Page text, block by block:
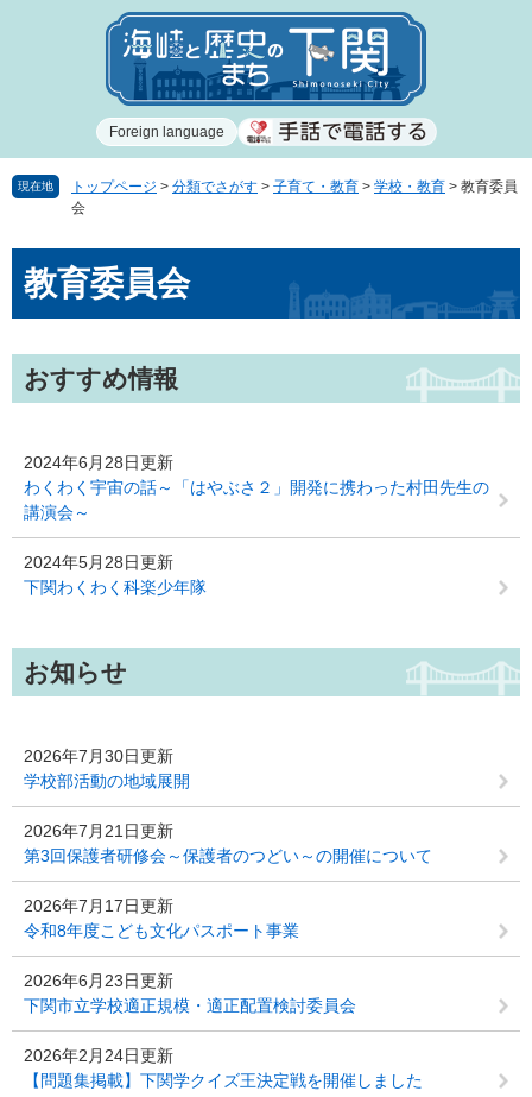
で
ば
Foreign language
現在地 トップページ > 分類でさがす > 子育て・教育 > 学校・教育 > 教育委員
会
文教育委員会
おすすめ情報
2024年6月28日更新
わくわく宇宙の話～「はやぶさ２」開発に携わった村田先生の
講演会～
2024年5月28日更新
下関わくわく科楽少年隊
お知らせ
2026年7月30日更新
学校部活動の地域展開
2026年7月21日更新
第3回保護者研修会～保護者のつどい～の開催について
2026年7月17日更新
令和8年度こども文化パスポート事業
2026年6月23日更新
下関市立学校適正規模・適正配置検討委員会
2026年2月24日更新
【問題集掲載】下関学クイズ王決定戦を開催しました